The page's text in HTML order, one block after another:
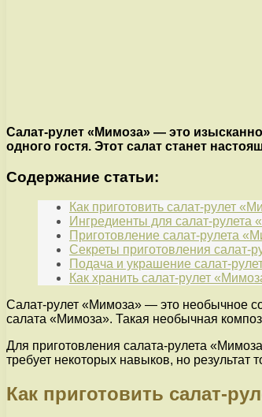
Салат-рулет «Мимоза» — это
одного гостя. Этот салат станет
Содержание статьи:
Как приготовить салат-рулет
Ингредиенты для салат-рулета
Приготовление салат-рулета
Секреты приготовления салат-
Подача и украшение салат-
Как хранить салат-рулет
Салат-рулет «Мимоза» — это необычное
салата «Мимоза». Такая необычная
Для приготовления салата-рулета
требует некоторых навыков, но
Как приготовить салат-